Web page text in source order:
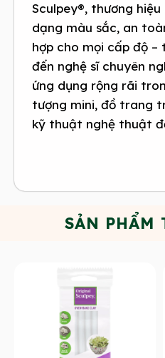
Sculpey®, thương
dạng màu sắc, an
hợp cho mọi cấp độ
đến nghệ sĩ chuyên
ứng dụng rộng rãi
tượng mini, đồ trang
kỹ thuật nghệ thuật
SẢN PHẨM